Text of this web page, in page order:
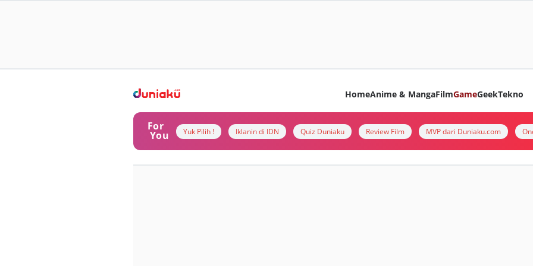
HomeAnime & MangaFilmGameGeekTekno
For
You Yuk Pilih ! Iklanin di IDN Quiz Duniaku Review Film MVP dari Duniaku.com